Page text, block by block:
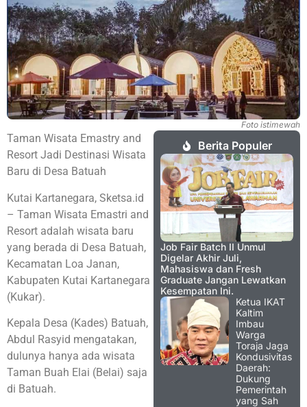
Foto istimewah
Taman Wisata Emastry and
Resort Jadi Destinasi Wisata
Baru di Desa Batuah
Kutai Kartanegara, Sketsa.id
– Taman Wisata Emastri and
Resort adalah wisata baru
yang berada di Desa Batuah,
Kecamatan Loa Janan,
Kabupaten Kutai Kartanegara
(Kukar).
Kepala Desa (Kades) Batuah,
Abdul Rasyid mengatakan,
dulunya hanya ada wisata
Taman Buah Elai (Belai) saja
di Batuah.
Berita Populer
Job Fair Batch II Unmul
Digelar Akhir Juli,
Mahasiswa dan Fresh
Graduate Jangan Lewatkan
Kesempatan Ini.
Ketua IKAT
Kaltim
Imbau
Warga
Toraja Jaga
Kondusivitas
Daerah:
Dukung
Pemerintah
yang Sah